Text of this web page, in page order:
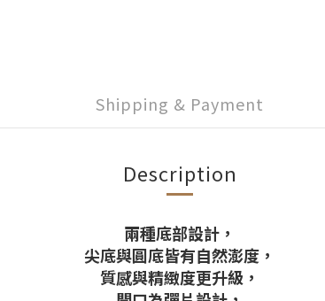
Shipping & Payment
Description
兩種底部設計，
尖底與圓底皆有自然澎度，
質感與精緻度更升級，